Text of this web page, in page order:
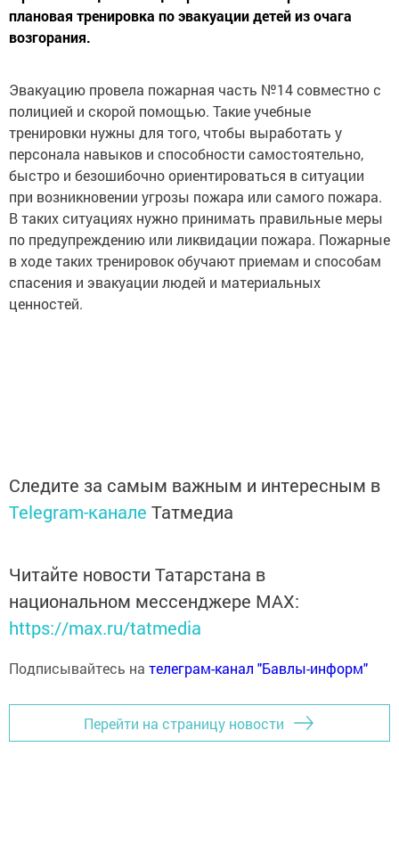
плановая тренировка по эвакуации детей из очага
возгорания.
Эвакуацию провела пожарная часть №14 совместно с
полицией и скорой помощью. Такие учебные
тренировки нужны для того, чтобы выработать у
персонала навыков и способности самостоятельно,
быстро и безошибочно ориентироваться в ситуации
при возникновении угрозы пожара или самого пожара.
В таких ситуациях нужно принимать правильные меры
по предупреждению или ликвидации пожара. Пожарные
в ходе таких тренировок обучают приемам и способам
спасения и эвакуации людей и материальных
ценностей.
Следите за самым важным и интересным в
Telegram-канале Татмедиа
Читайте новости Татарстана в
национальном мессенджере MАХ:
https://max.ru/tatmedia
Подписывайтесь на телеграм-канал "Бавлы-информ"
Перейти на страницу новости